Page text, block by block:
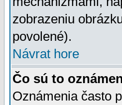
zobrazeniu
povolené).
Návrat hore
Čo sú to
Oznámenia často